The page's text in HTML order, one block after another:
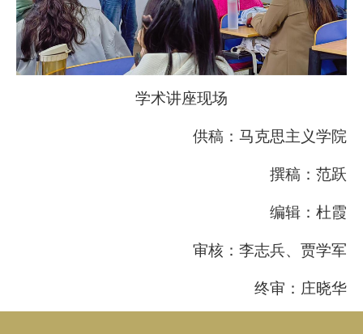
学术讲座现场
供稿：马克思主义学院
撰稿：范跃
编辑：杜霞
审核：李志兵、贾学军
终审：庄晓华